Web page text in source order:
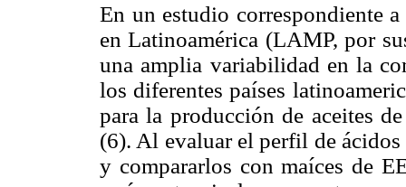
En un estudio correspondiente
en Latinoamérica (LAMP, por
una amplia variabilidad en la
los diferentes países
para la producción de aceites
(6). Al evaluar el perfil de ácidos
y compararlos con maíces de